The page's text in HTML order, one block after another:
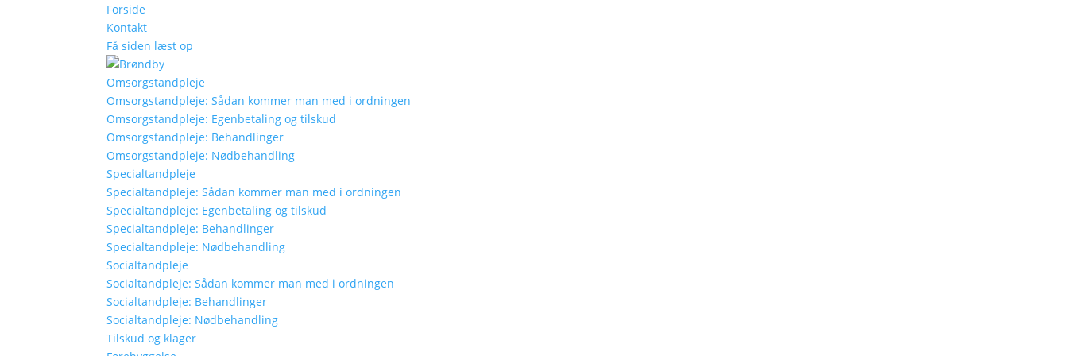
Forside
Kontakt
Få siden læst op
Omsorgstandpleje
Omsorgstandpleje: Sådan kommer man med i ordningen
Omsorgstandpleje: Egenbetaling og tilskud
Omsorgstandpleje: Behandlinger
Omsorgstandpleje: Nødbehandling
Specialtandpleje
Specialtandpleje: Sådan kommer man med i ordningen
Specialtandpleje: Egenbetaling og tilskud
Specialtandpleje: Behandlinger
Specialtandpleje: Nødbehandling
Socialtandpleje
Socialtandpleje: Sådan kommer man med i ordningen
Socialtandpleje: Behandlinger
Socialtandpleje: Nødbehandling
Tilskud og klager